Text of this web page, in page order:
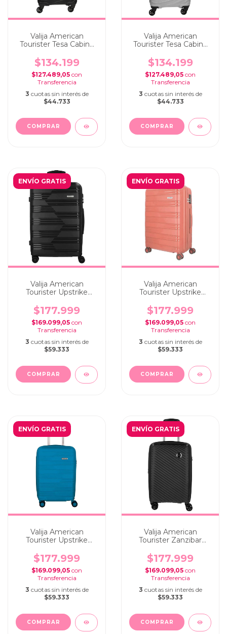
Valija American
Tourister Tesa Cabina
$134.199
$127.489,05 con
3 cuotas sin interés de
$44.733
Valija American
Tourister Tesa Cabina
$134.199
$127.489,05 con
3 cuotas sin interés de
$44.733
ENVÍO GRATIS
Valija American
Tourister Upstrike
$177.999
$169.099,05 con
3 cuotas sin interés de
$59.333
ENVÍO GRATIS
Valija American
Tourister Upstrike
$177.999
$169.099,05 con
3 cuotas sin interés de
$59.333
ENVÍO GRATIS
Valija American
Tourister Upstrike
$177.999
$169.099,05 con
3 cuotas sin interés de
$59.333
ENVÍO GRATIS
Valija American
Tourister Zanzibar
$177.999
$169.099,05 con
3 cuotas sin interés de
$59.333